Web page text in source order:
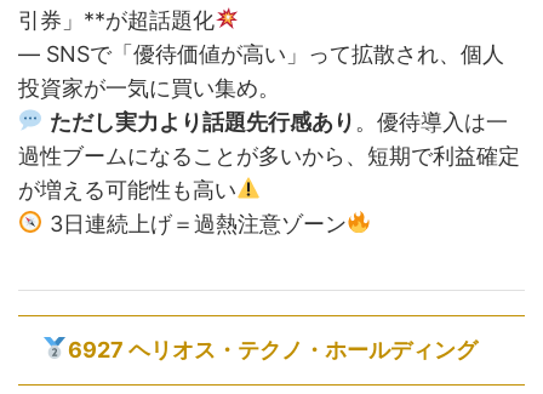
引券」**が超話題化
— SNSで「優待価値が高い」って拡散され、個人
投資家が一気に買い集め。
ただし実力より話題先行感あり 。優待導入は一
過性ブームになることが多いから、短期で利益確定
が増える可能性も高い
3日連続上げ＝過熱注意ゾーン
6927 ヘリオス・テクノ・ホールディング